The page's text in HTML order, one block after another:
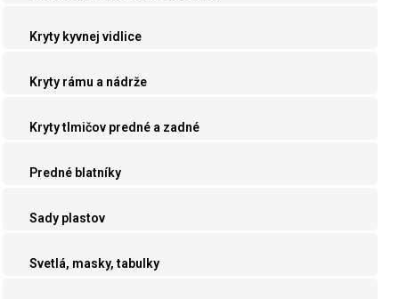
Kryty kyvnej vidlice
Kryty rámu a nádrže
Kryty tlmičov predné a zadné
Predné blatníky
Sady plastov
Svetlá, masky, tabulky